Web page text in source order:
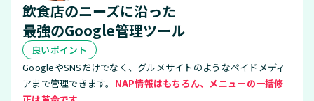
飲食店のニーズに沿った
最強のGoogle管理ツール
良いポイント
GoogleやSNSだけでなく、グルメサイトのようなペイドメディ
アまで管理できます。 NAP情報はもちろん、メニューの一括修